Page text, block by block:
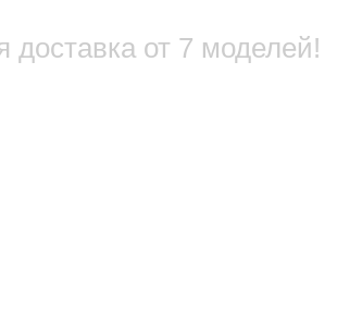
доставка от 7 моделей!